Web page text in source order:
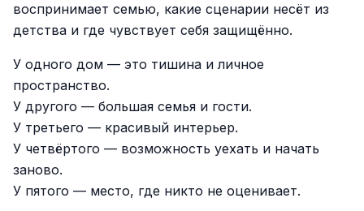
воспринимает семью, какие сценарии несёт из
детства и где чувствует себя защищённо.
У одного дом — это тишина и личное
пространство.
У другого — большая семья и гости.
У третьего — красивый интерьер.
У четвёртого — возможность уехать и начать
заново.
У пятого — место, где никто не оценивает.